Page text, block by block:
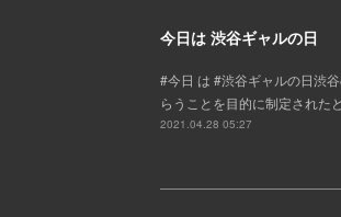
今日は 渋谷ギャルの日
#今日 は #渋谷ギャルの日渋
らうことを目的に制定された
2021.04.28 05:27